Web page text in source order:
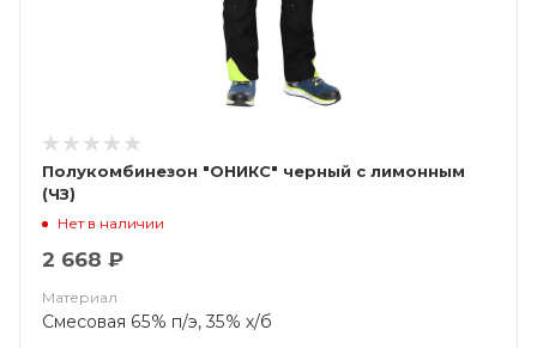
Полукомбинезон "ОНИКС" черный с лимонным
(ЧЗ)
Нет в наличии
2 668 ₽
Материал
Смесовая 65% п/э, 35% х/б